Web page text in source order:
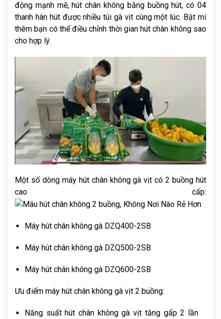
động mạnh mẽ, hút chân không bằng buồng hút, có 04
thanh hàn hút được nhiều túi gà vịt cùng một lúc. Bật mí
thêm bạn có thể điều chỉnh thời gian hút chân không sao
cho hợp lý.
Một số dòng máy hút chân không gà vịt có 2 buồng hút
cao cấp:
Máy hút chân không gà DZQ400-2SB
Máy hút chân không gà DZQ500-2SB
Máy hút chân không gà DZQ600-2SB
Ưu điểm máy hút chân không gà vịt 2 buồng:
Năng suất hút chân không gà vịt tăng gấp 2 lần